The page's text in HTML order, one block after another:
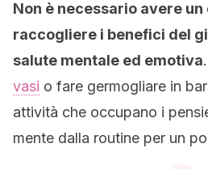
Non è necessario avere un
raccogliere i benefici del
salute mentale ed emotiva
vasi o fare germogliare in
attività che occupano i
mente dalla routine per un